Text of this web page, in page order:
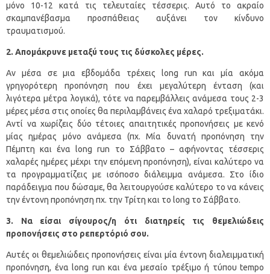
μόνο 10-12 κατά τις τελευταίες τέσσερις. Αυτό το ακραίο
σκαμπανέβασμα προσπάθειας αυξάνει τον κίνδυνο
τραυματισμού.
2. Απομάκρυνε μεταξύ τους τις δύσκολες μέρες.
Αν μέσα σε μια εβδομάδα τρέχεις long run και μία ακόμα
γρηγορότερη προπόνηση που έχει μεγαλύτερη ένταση (και
λιγότερα μέτρα λογικά), τότε να παρεμβάλλεις ανάμεσα τους 2-3
μέρες μέσα στις οποίες θα περιλαμβάνεις ένα χαλαρό τρεξιματάκι.
Αντί να χωρίζεις δύο τέτοιες απαιτητικές προπονήσεις με κενό
μίας ημέρας μόνο ανάμεσα (πχ. Μία δυνατή προπόνηση την
Πέμπτη και ένα long run το Σάββατο – αφήνοντας τέσσερις
χαλαρές ημέρες μέχρι την επόμενη προπόνηση), είναι καλύτερο να
τα προγραμματίζεις με ισόποσο διάλειμμα ανάμεσα. Στο ίδιο
παράδειγμα που δώσαμε, θα λειτουργούσε καλύτερο το να κάνεις
την έντονη προπόνηση πχ. την Τρίτη και το long το Σάββατο.
3. Να είσαι σίγουρος/η ότι διατηρείς τις θεμελιώδεις
προπονήσεις στο ρεπερτόριό σου.
Αυτές οι θεμελιώδεις προπονήσεις είναι μία έντονη διαλειμματική
προπόνηση, ένα long run και ένα μεσαίο τρέξιμο ή τύπου tempo